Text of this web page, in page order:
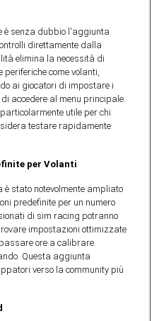
è senza dubbio l'aggiunta
direttamente dalla
elimina la necessità di
come volanti,
ai giocatori di impostare i
accedere al menu principale.
utile per chi
testare rapidamente
per Volanti
stato notevolmente ampliato
predefinite per un numero
di sim racing potranno
impostazioni ottimizzate
ore a calibrare
Questa aggiunta
verso la community più